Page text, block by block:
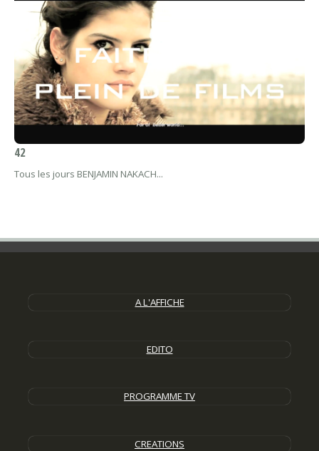
42
Tous les jours BENJAMIN NAKACH...
A L'AFFICHE
EDITO
PROGRAMME TV
CREATIONS